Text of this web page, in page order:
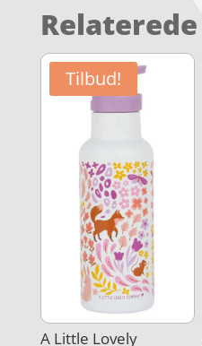
Tilbud!
A Little Lovely